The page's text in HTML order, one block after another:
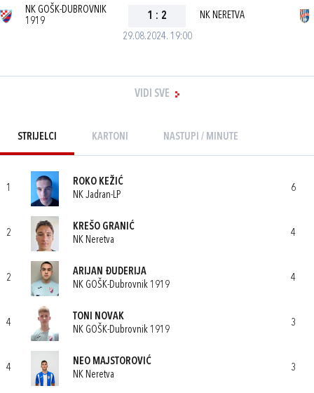
29.08.2024. 19:00
NK GOŠK-DUBROVNIK
1919
1 : 2 NK NERETVA
VIDI SVE
STRIJELCI KARTONI NASTUPI / MINUTE
1
ROKO KEŽIĆ
NK Jadran-LP
6
2
KREŠO GRANIĆ
NK Neretva
4
2
ARIJAN ĐUDERIJA
NK GOŠK-Dubrovnik 1919
4
4
TONI NOVAK
NK GOŠK-Dubrovnik 1919
3
4
NEO MAJSTOROVIĆ
NK Neretva
3